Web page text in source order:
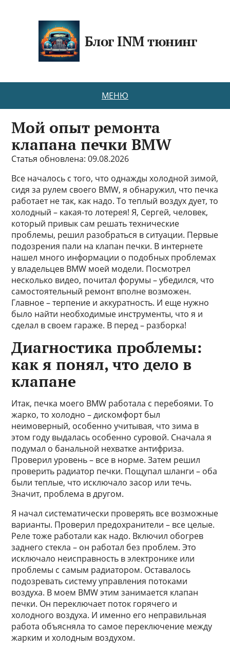
Блог INM тюнинг
МЕНЮ
Мой опыт ремонта
клапана печки BMW
Статья обновлена: 09.08.2026
Все началось с того, что однажды холодной зимой,
сидя за рулем своего BMW, я обнаружил, что печка
работает не так, как надо. То теплый воздух дует, то
холодный – какая-то лотерея! Я, Сергей, человек,
который привык сам решать технические
проблемы, решил разобраться в ситуации. Первые
подозрения пали на клапан печки. В интернете
нашел много информации о подобных проблемах
у владельцев BMW моей модели. Посмотрел
несколько видео, почитал форумы – убедился, что
самостоятельный ремонт вполне возможен.
Главное – терпение и аккуратность. И еще нужно
было найти необходимые инструменты, что я и
сделал в своем гараже. В перед – разборка!
Диагностика проблемы:
как я понял, что дело в
клапане
Итак, печка моего BMW работала с перебоями. То
жарко, то холодно – дискомфорт был
неимоверный, особенно учитывая, что зима в
этом году выдалась особенно суровой. Сначала я
подумал о банальной нехватке антифриза.
Проверил уровень – все в норме. Затем решил
проверить радиатор печки. Пощупал шланги – оба
были теплые, что исключало засор или течь.
Значит, проблема в другом.
Я начал систематически проверять все возможные
варианты. Проверил предохранители – все целые.
Реле тоже работали как надо. Включил обогрев
заднего стекла – он работал без проблем. Это
исключало неисправность в электронике или
проблемы с самым радиатором. Оставалось
подозревать систему управления потоками
воздуха. В моем BMW этим занимается клапан
печки. Он переключает поток горячего и
холодного воздуха. И именно его неправильная
работа объясняла то самое переключение между
жарким и холодным воздухом.